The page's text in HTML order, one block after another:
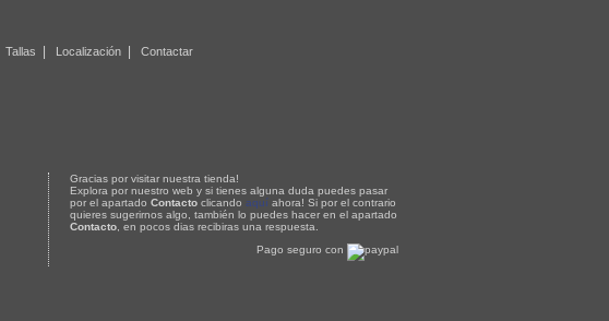
Tallas Localización Contactar
Gracias por visitar nuestra tienda!
Explora por nuestro web y si tienes alguna duda puedes pasar
por el apartadoContacto clicandoaquí ahora! Si por el contrario
quieres sugerirnos algo, también lo puedes hacer en el apartado
Contacto , en pocos dias recibiras una respuesta.
Pago seguro con